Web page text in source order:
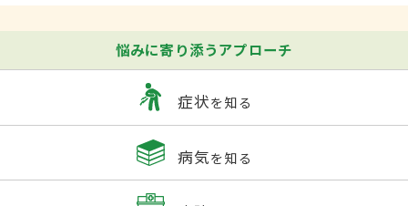
悩みに寄り添うアプローチ
症状を知る
病気を知る